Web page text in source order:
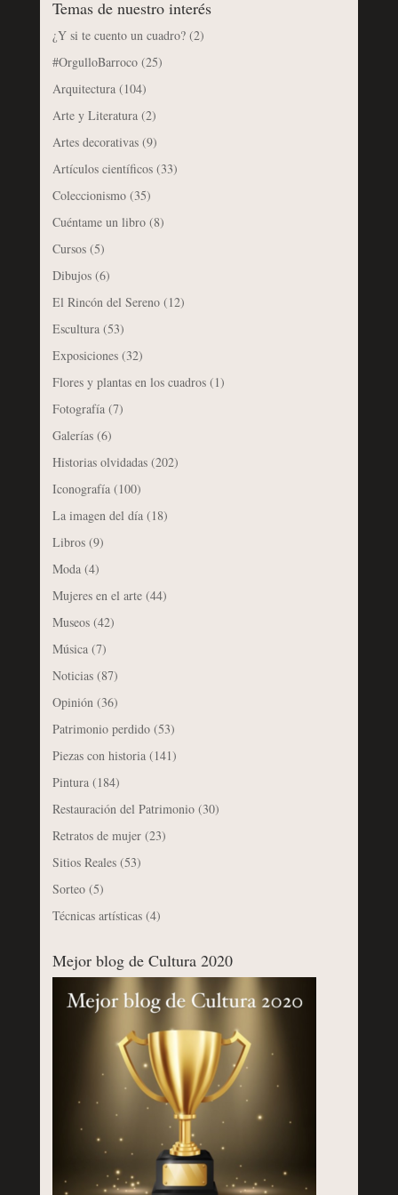
Temas de nuestro interés
¿Y si te cuento un cuadro?(2)
#OrgulloBarroco(25)
Arquitectura(104)
Arte y Literatura(2)
Artes decorativas(9)
Artículos científicos(33)
Coleccionismo(35)
Cuéntame un libro(8)
Cursos(5)
Dibujos(6)
El Rincón del Sereno(12)
Escultura(53)
Exposiciones(32)
Flores y plantas en los cuadros(1)
Fotografía(7)
Galerías(6)
Historias olvidadas(202)
Iconografía(100)
La imagen del día(18)
Libros(9)
Moda(4)
Mujeres en el arte(44)
Museos(42)
Música(7)
Noticias(87)
Opinión(36)
Patrimonio perdido(53)
Piezas con historia(141)
Pintura(184)
Restauración del Patrimonio(30)
Retratos de mujer(23)
Sitios Reales(53)
Sorteo(5)
Técnicas artísticas(4)
Mejor blog de Cultura 2020